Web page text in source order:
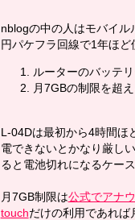
nblogの中の人はモバイル
円パケフラ回線で1年ほど
ルーターのバッテ
月7GBの制限を超
L-04Dは最初から4時間ほ
電できないとかなり厳し
ると電池切れになるケー
月7GB制限は公式でアナ
touchだけの利用であれば